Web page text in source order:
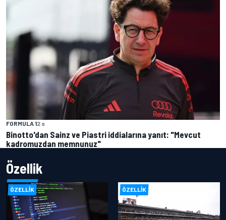
FORMULA 12 s
Binotto'dan Sainz ve Piastri iddialarına yanıt: "Mevcut
kadromuzdan memnunuz"
Özellik
ÖZELLIK ÖZELLIK